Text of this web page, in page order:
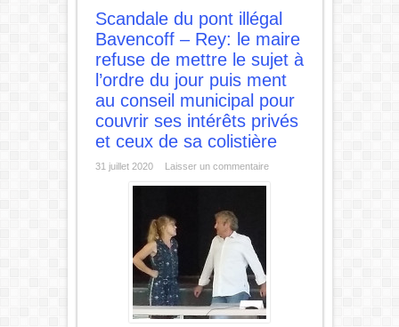
Scandale du pont illégal
Bavencoff – Rey: le maire
refuse de mettre le sujet à
l’ordre du jour puis ment
au conseil municipal pour
couvrir ses intérêts privés
et ceux de sa colistière
31 juillet 2020 Laisser un commentaire